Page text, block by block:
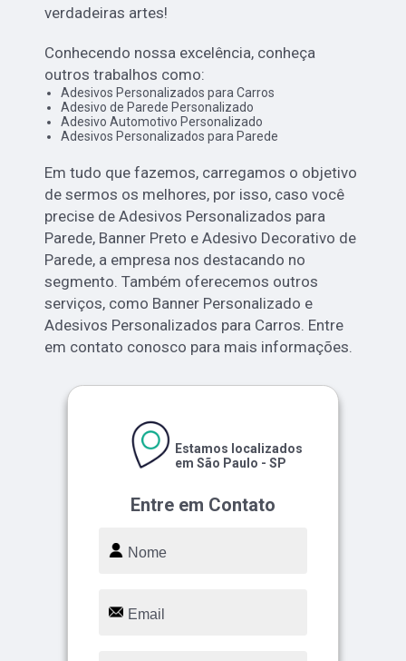
verdadeiras artes!
Conhecendo nossa excelência, conheça
outros trabalhos como:
Adesivos Personalizados para Carros
Adesivo de Parede Personalizado
Adesivo Automotivo Personalizado
Adesivos Personalizados para Parede
Em tudo que fazemos, carregamos o objetivo
de sermos os melhores, por isso, caso você
precise de Adesivos Personalizados para
Parede, Banner Preto e Adesivo Decorativo de
Parede, a empresa nos destacando no
segmento. Também oferecemos outros
serviços, como Banner Personalizado e
Adesivos Personalizados para Carros. Entre
em contato conosco para mais informações.
Entre em Contato
Estamos localizados
em São Paulo - SP